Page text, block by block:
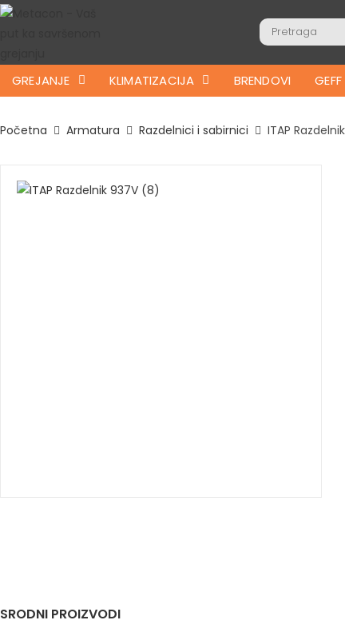
GREJANJE KLIMATIZACIJA BRENDOVI GEFF
Početna Armatura Razdelnici i sabirnici ITAP
SRODNI PROIZVODI